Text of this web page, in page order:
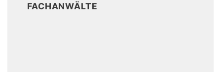
FACHANWÄLTE